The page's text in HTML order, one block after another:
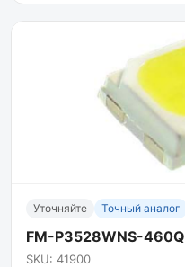
Уточняйте Точный аналог
FM-P3528WNS-460Q
SKU: 41900